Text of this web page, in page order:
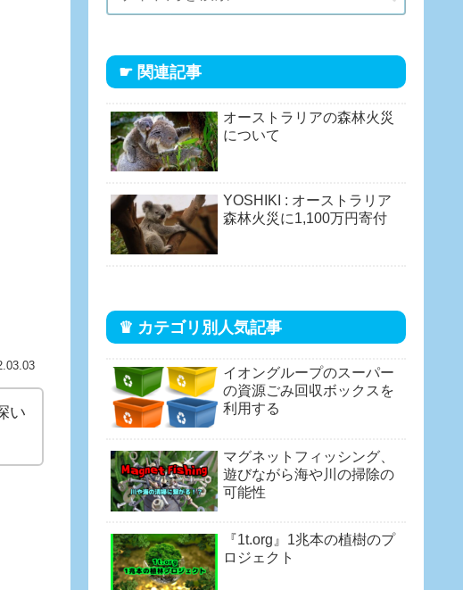
い
☛ 関連記事
オーストラリアの森林火災
について
YOSHIKI : オーストラリア
森林火災に1,100万円寄付
♛ カテゴリ別人気記事
イオングループのスーパー
の資源ごみ回収ボックスを
利用する
マグネットフィッシング、
遊びながら海や川の掃除の
可能性
『1t.org』1兆本の植樹のプ
ロジェクト